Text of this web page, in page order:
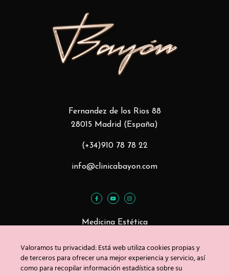
Fernandez de los Rios 88
28015 Madrid (España)
(+34)910 78 78 22
info@clinicabayon.com
Medicina Estética
Tratamientos Corporales
Valoramos tu privacidad: Está web utiliza cookies propias y
de terceros para ofrecer una mejor experiencia y servicio, así
como para recopilar información estadística sobre su